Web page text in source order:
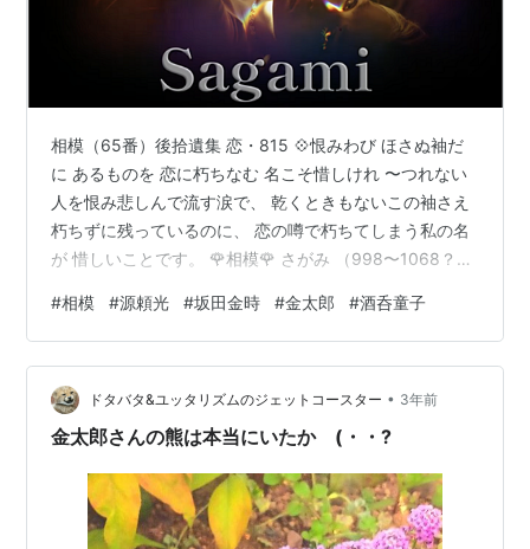
相模（65番）後拾遺集 恋・815 💠恨みわび ほさぬ袖だ
に あるものを 恋に朽ちなむ 名こそ惜しけれ 〜つれない
人を恨み悲しんで流す涙で、 乾くときもないこの袖さえ
朽ちずに残っているのに、 恋の噂で朽ちてしまう私の名
が 惜しいことです。 🌹相模🌹 さがみ （998〜1068？）
相模守の大江公資（きみより）の妻となり 任国へ一緒に
行ったので、 相模と呼ばれるようになりました。 歌論集
「八雲御抄（やくもみしょう）」では 女流歌人として高
く評価されています。 www.youtube.com お父上が、あ
の酒呑童子退治の源頼光公だなんて凄すぎる…
#相模 #源頼光 #坂田金時 #金太郎 #酒呑童子
ドタバタ&ユッタリズムのジェットコースター • 3年前
金太郎さんの熊は本当にいたか (・・?